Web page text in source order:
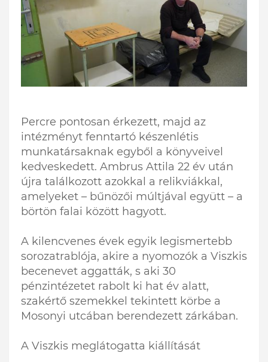
Percre pontosan érkezett, majd az
intézményt fenntartó készenlétis
munkatársaknak egyből a könyveivel
kedveskedett. Ambrus Attila 22 év után
újra találkozott azokkal a relikviákkal,
amelyeket – bűnözői múltjával együtt – a
börtön falai között hagyott.
A kilencvenes évek egyik legismertebb
sorozatrablója, akire a nyomozók a Viszkis
becenevet aggatták, s aki 30
pénzintézetet rabolt ki hat év alatt,
szakértő szemekkel tekintett körbe a
Mosonyi utcában berendezett zárkában.
A Viszkis meglátogatta kiállítását